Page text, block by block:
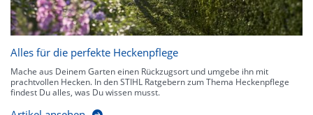
Alles für die perfekte Heckenpflege
Mache aus Deinem Garten einen Rückzugsort und umgebe ihn mit
prachtvollen Hecken. In den STIHL Ratgebern zum Thema Heckenpflege
findest Du alles, was Du wissen musst.